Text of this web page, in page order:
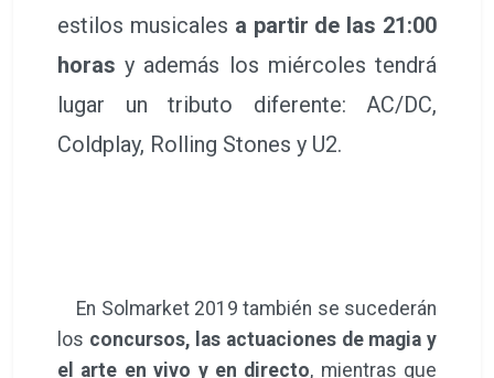
estilos musicales a partir de las 21:00
horas y además los miércoles tendrá
lugar un tributo diferente: AC/DC,
Coldplay, Rolling Stones y U2.
En Solmarket 2019 también se sucederán
los concursos, las actuaciones de magia y
el arte en vivo y en directo, mientras que